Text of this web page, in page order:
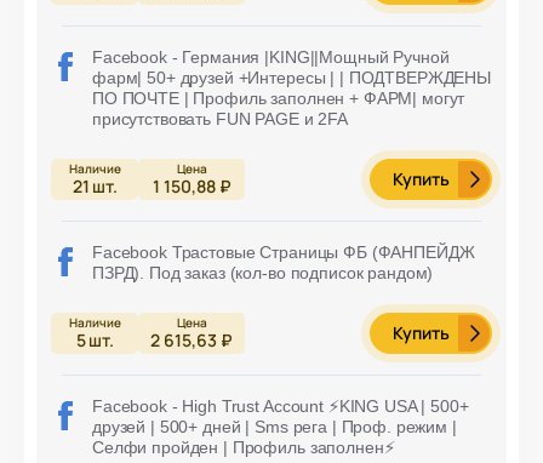
Facebook - Германия |KING||Мощный Ручной
фарм| 50+ друзей +Интересы | | ПОДТВЕРЖДЕНЫ
ПО ПОЧТЕ | Профиль заполнен + ФАРМ| могут
присутствовать FUN PAGE и 2FA
21 шт. 1 150,88 ₽ Купить
Facebook Трастовые Страницы ФБ (ФАНПЕЙДЖ
ПЗРД). Под заказ (кол-во подписок рандом)
5шт. 2 615,63 ₽ Купить
Facebook - High Trust Account ⚡️KING USA | 500+
друзей | 500+ дней | Sms рега | Проф. режим |
Селфи пройден | Профиль заполнен⚡️